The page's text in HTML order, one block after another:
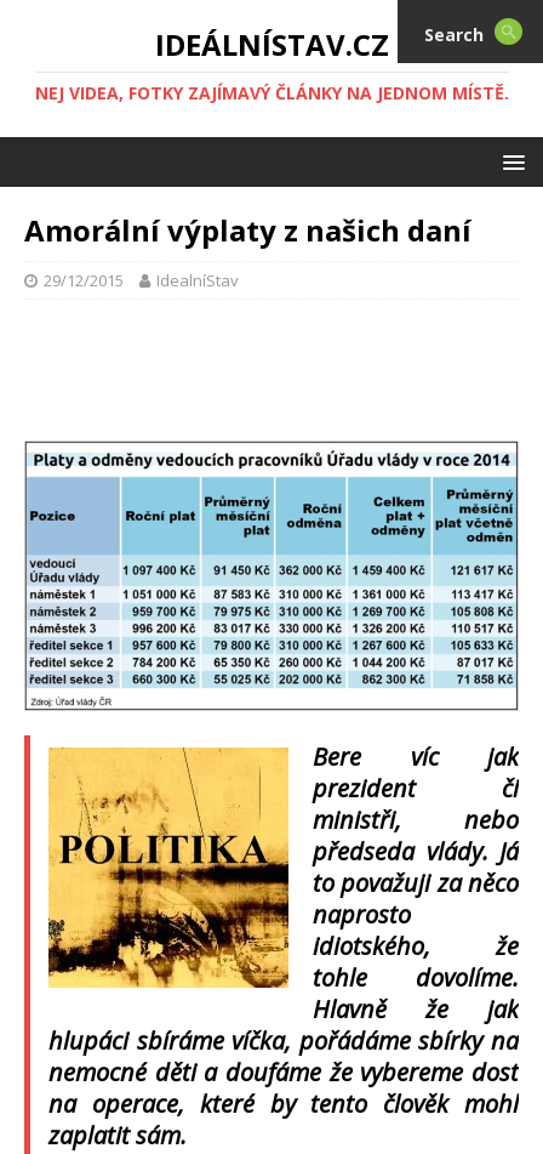
IDEÁLNÍSTAV.CZ
NEJ VIDEA, FOTKY ZAJÍMAVÝ ČLÁNKY NA JEDNOM MÍSTĚ.
Amorální výplaty z našich daní
29/12/2015 IdealníStav
Bere víc jak
prezident či
ministři, nebo
předseda vlády. Já
to považuji za něco
naprosto
idiotského, že
tohle dovolíme.
Hlavně že jak
hlupáci sbíráme víčka, pořádáme sbírky na
nemocné děti a doufáme že vybereme dost
na operace, které by tento člověk mohl
zaplatit sám.
Search